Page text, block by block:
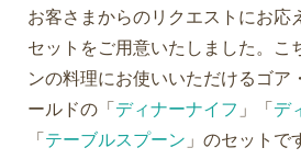
お客さまからのリクエストにお応
セットをご用意いたしました。こ
ンの料理にお使いいただけるゴア
ールドの「 ディナーナイフ 」「 デ
「 テーブルスプーン 」のセットで